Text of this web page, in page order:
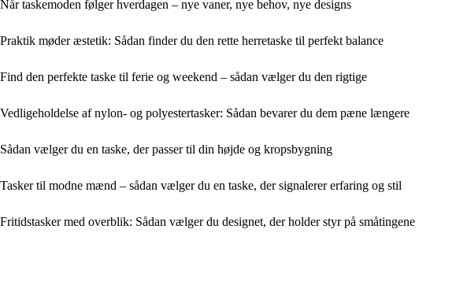
Når taskemoden følger hverdagen – nye vaner, nye behov, nye designs
Praktik møder æstetik: Sådan finder du den rette herretaske til perfekt balance
Find den perfekte taske til ferie og weekend – sådan vælger du den rigtige
Vedligeholdelse af nylon- og polyestertasker: Sådan bevarer du dem pæne længere
Sådan vælger du en taske, der passer til din højde og kropsbygning
Tasker til modne mænd – sådan vælger du en taske, der signalerer erfaring og stil
Fritidstasker med overblik: Sådan vælger du designet, der holder styr på småtingene